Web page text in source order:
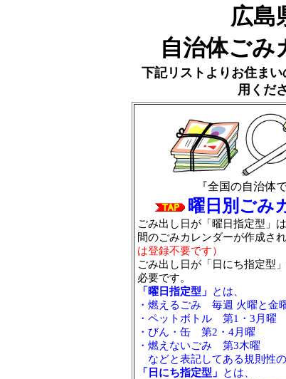
広島
自治体ごみ
下記リストよりお住ま
用くだ
『全国の自治体
曜日別ごみ
ごみ出し日が「曜日指定型」
間のごみカレンダーが作成され
は登録不要です）
ごみ出し日が「日にち指定型
必要です。
「曜日指定型」
とは、
・燃えるごみ 毎週 火曜と金
・ペットボトル 第1・3月曜
・びん・缶 第2・4月曜
・燃えないごみ 第3木曜
などと表記してある規則性の
「日にち指定型」
とは、